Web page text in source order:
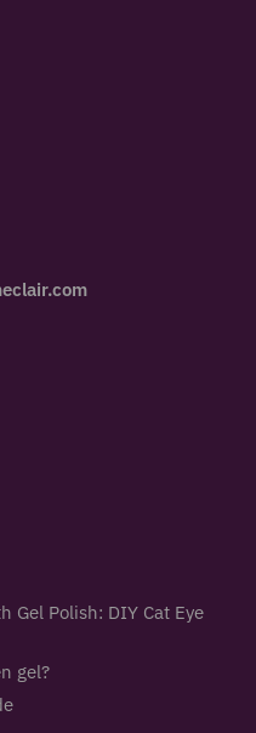
Gel Polish: DIY Cat Eye
gel?